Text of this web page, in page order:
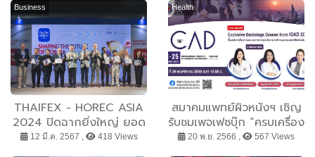
Business
THAIFEX - HOREC ASIA
2024 ปิดฉากยิ่งใหญ่ ยอด
สั่งซื้อทะลุกว่า 3600 ล้าน
12 มี.ค. 2567 , 418 Views
Health
สมาคมแพทย์ผิวหนังฯ เชิญ
รับชมเพจเฟซบุ๊ก “ครบเครื่อง
เรื่องผิวหนัง” ใน...EP. Live
20 พ.ย. 2566 , 567 Views